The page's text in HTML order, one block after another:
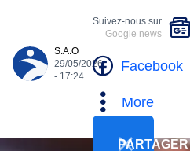
S.A.O
29/05/2026
- 17:24
Suivez-nous sur
Google news
Facebook
More
PARTAGER